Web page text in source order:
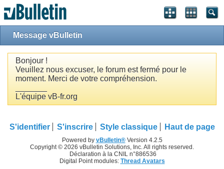
Message vBulletin
Bonjour !
Veuillez nous excuser, le forum est fermé pour le
moment. Merci de votre compréhension.
L'équipe vB-fr.org
S'identifier S'inscrire Style classique Haut de page
Powered by vBulletin®Version 4.2.5
Copyright © 2026 vBulletin Solutions, Inc. All rights reserved.
Déclaration à la CNIL n°886536
Digital Point modules: Thread Avatars